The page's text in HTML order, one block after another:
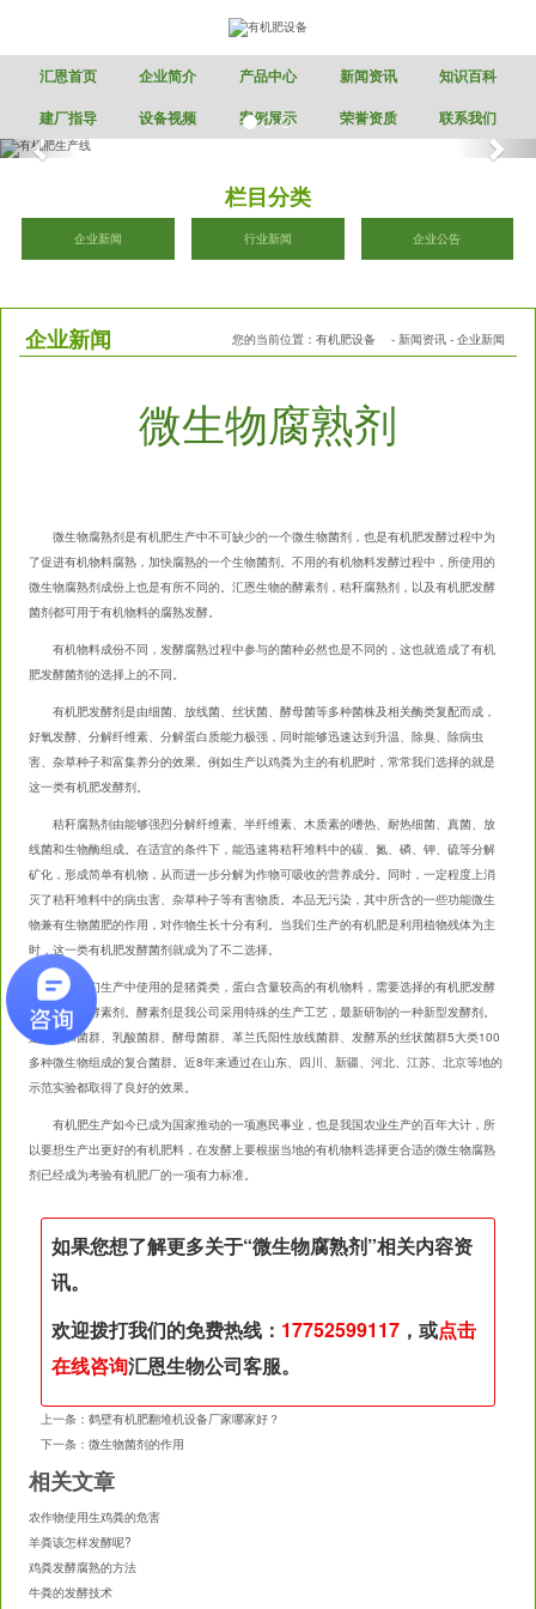
汇恩首页 企业简介 产品中心 新闻资讯
知识百科
建厂指导
设备视频 案例展示 荣誉资质 联系我们
栏目分类
企业新闻 行业新闻 企业公告
企业新闻 您的当前位置： 有机肥设备 - 新闻资讯 - 企业新闻
微生物腐熟剂
微生物腐熟剂是有机肥生产中不可缺少的一个微生物菌剂，也是有机肥发酵过程中为
了促进有机物料腐熟，加快腐熟的一个生物菌剂。不用的有机物料发酵过程中，所使用的
微生物腐熟剂成份上也是有所不同的。汇恩生物的酵素剂，秸秆腐熟剂，以及有机肥发酵
菌剂都可用于有机物料的腐熟发酵。
有机物料成份不同，发酵腐熟过程中参与的菌种必然也是不同的，这也就造成了有机
肥发酵菌剂的选择上的不同。
有机肥发酵剂是由细菌、放线菌、丝状菌、酵母菌等多种菌株及相关酶类复配而成，
好氧发酵、分解纤维素、分解蛋白质能力极强，同时能够迅速达到升温、除臭、除病虫
害、杂草种子和富集养分的效果。例如生产以鸡粪为主的有机肥时，常常我们选择的就是
这一类有机肥发酵剂。
秸秆腐熟剂由能够强烈分解纤维素、半纤维素、木质素的嗜热、耐热细菌、真菌、放
线菌和生物酶组成。在适宜的条件下，能迅速将秸秆堆料中的碳、氮、磷、钾、硫等分解
矿化，形成简单有机物，从而进一步分解为作物可吸收的营养成分。同时，一定程度上消
灭了秸秆堆料中的病虫害、杂草种子等有害物质。本品无污染，其中所含的一些功能微生
物兼有生物菌肥的作用，对作物生长十分有利。当我们生产的有机肥是利用植物残体为主
时，这一类有机肥发酵菌剂就成为了不二选择。
如果我们生产中使用的是猪粪类，蛋白含量较高的有机物料，需要选择的有机肥发酵
剂就变成了酵素剂。酵素剂是我公司采用特殊的生产工艺，最新研制的一种新型发酵剂。
是由光和菌群、乳酸菌群、酵母菌群、革兰氏阳性放线菌群、发酵系的丝状菌群5大类100
多种微生物组成的复合菌群。近8年来通过在山东、四川、新疆、河北、江苏、北京等地的
示范实验都取得了良好的效果。
有机肥生产如今已成为国家推动的一项惠民事业，也是我国农业生产的百年大计，所
以要想生产出更好的有机肥料，在发酵上要根据当地的有机物料选择更合适的微生物腐熟
剂已经成为考验有机肥厂的一项有力标准。
如果您想了解更多关于“微生物腐熟剂”相关内容资
讯。
欢迎拨打我们的免费热线： 17752599117 ，或点击
在线咨询汇恩生物公司客服。
上一条：鹤壁有机肥翻堆机设备厂家哪家好？
下一条：微生物菌剂的作用
相关文章
农作物使用生鸡粪的危害
羊粪该怎样发酵呢?
鸡粪发酵腐熟的方法
牛粪的发酵技术